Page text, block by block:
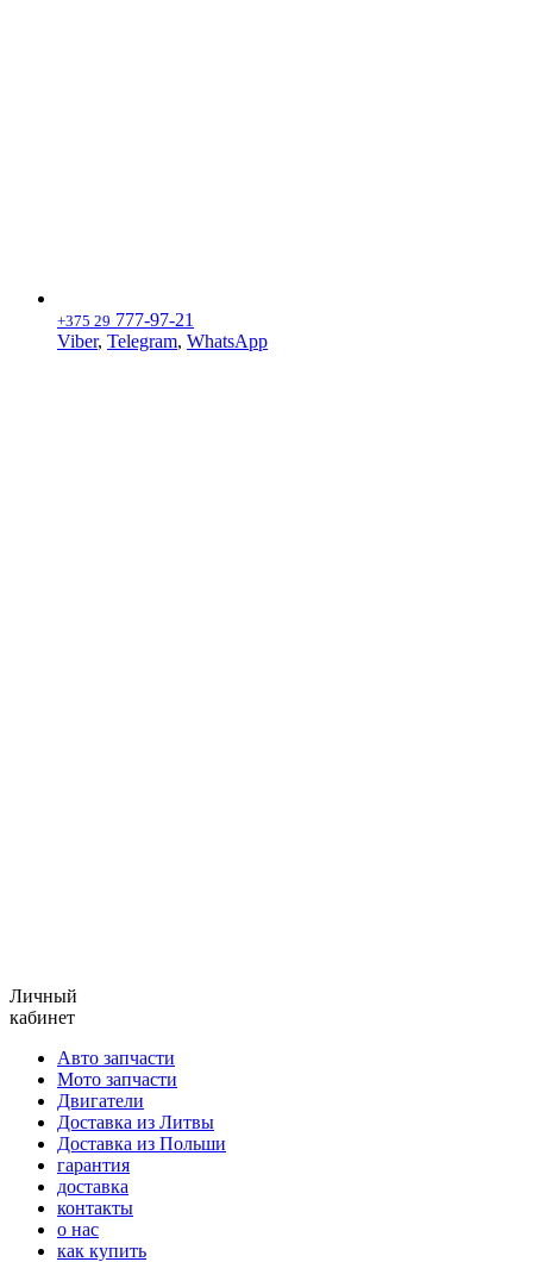
+375 29 777-97-21
Viber, Telegram, WhatsApp
Личный
кабинет
Авто запчасти
Мото запчасти
Двигатели
Доставка из Литвы
Доставка из Польши
гарантия
доставка
контакты
о нас
как купить